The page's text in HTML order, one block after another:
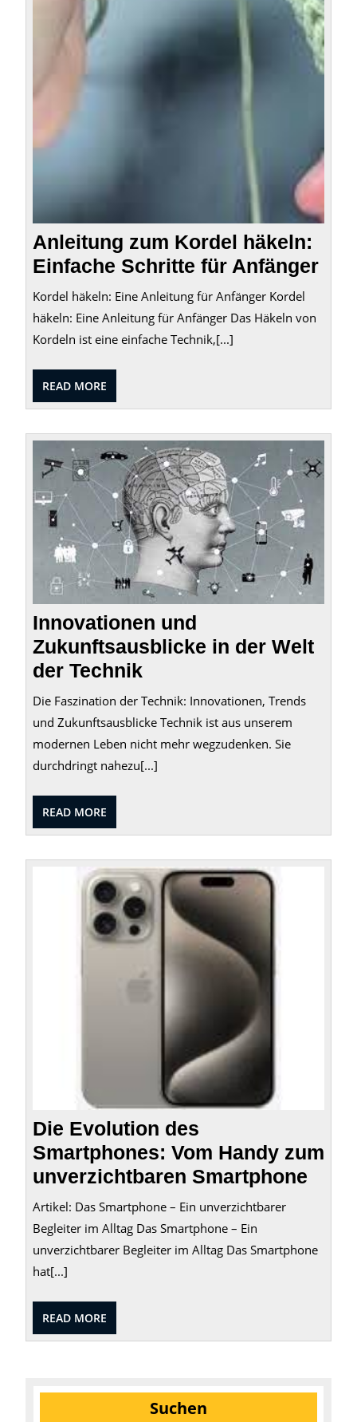
Anleitung zum Kordel häkeln:
Einfache Schritte für Anfänger
Kordel häkeln: Eine Anleitung für Anfänger Kordel
häkeln: Eine Anleitung für Anfänger Das Häkeln von
Kordeln ist eine einfache Technik,[...]
READ MORE
MORE
Innovationen und
Zukunftsausblicke in der Welt
der Technik
Die Faszination der Technik: Innovationen, Trends
und Zukunftsausblicke Technik ist aus unserem
modernen Leben nicht mehr wegzudenken. Sie
durchdringt nahezu[...]
READ MORE
MORE
Die Evolution des
Smartphones: Vom Handy zum
unverzichtbaren Smartphone
Artikel: Das Smartphone – Ein unverzichtbarer
Begleiter im Alltag Das Smartphone – Ein
unverzichtbarer Begleiter im Alltag Das Smartphone
hat[...]
READ MORE
MORE
Suchen